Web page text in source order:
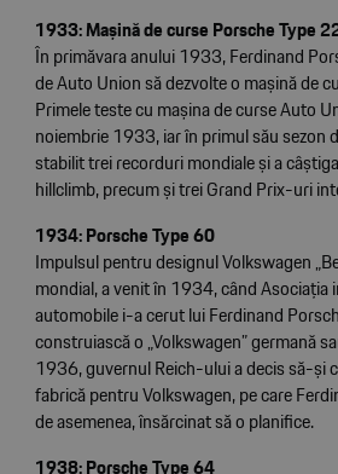
1933: Mașină de curse Porsche Type
În primăvara anului 1933, Ferdinand
de Auto Union să dezvolte o mașină de
Primele teste cu mașina de curse Auto
noiembrie 1933, iar în primul său sezon
stabilit trei recorduri mondiale și a
hillclimb, precum și trei Grand Prix-uri
1934: Porsche Type 60
Impulsul pentru designul Volkswagen
mondial, a venit în 1934, când Asociația
automobile i-a cerut lui Ferdinand
construiască o „Volkswagen” germană
1936, guvernul Reich-ului a decis să-și
fabrică pentru Volkswagen, pe care
de asemenea, însărcinat să o planifice.
1938: Porsche Type 64